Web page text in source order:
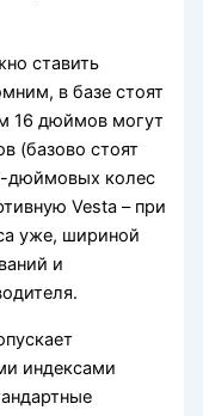
ставить
в базе стоят
16 дюймов могут
(базово стоят
дюймовых колес
Vesta – при
уже, шириной
и
индексами